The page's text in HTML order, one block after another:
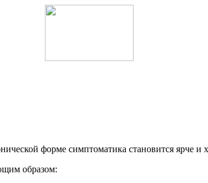
форме симптоматика становится ярче и
образом: